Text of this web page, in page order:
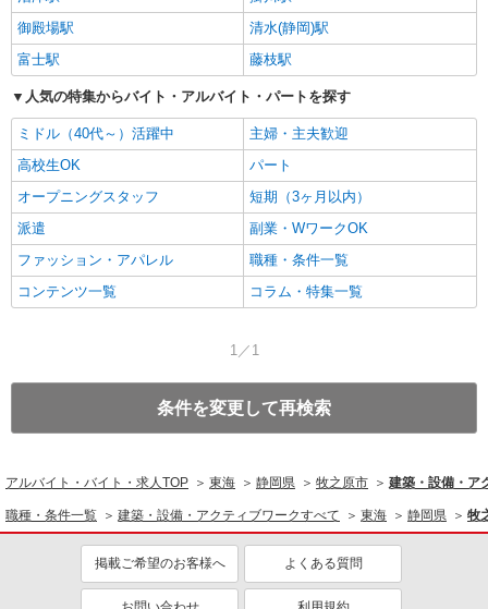
御殿場駅
清水(静岡)駅
富士駅
藤枝駅
人気の特集からバイト・アルバイト・パートを探す
ミドル（40代～）活躍中
主婦・主夫歓迎
高校生OK
パート
オープニングスタッフ
短期（3ヶ月以内）
派遣
副業・WワークOK
ファッション・アパレル
職種・条件一覧
コンテンツ一覧
コラム・特集一覧
1／1
条件を変更して再検索
アルバイト・バイト・求人TOP 東海 静岡県 牧之原市 建築・設備・ア
職種・条件一覧 建築・設備・アクティブワークすべて 東海 静岡県 牧
掲載ご希望のお客様へ よくある質問